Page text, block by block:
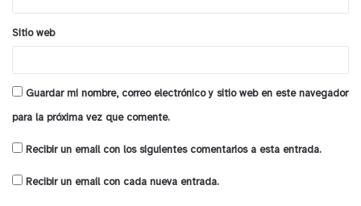
Regional son finitos y también se utilizan para
esperamos que el Estado pueda estar también a la
Esta iniciativa se suma a la ejecutada hace unas
Sitio web
Guardar mi nombre, correo electrónico y sitio web en este navegador
para la próxima vez que comente.
Recibir un email con los siguientes comentarios a esta entrada.
Recibir un email con cada nueva entrada.